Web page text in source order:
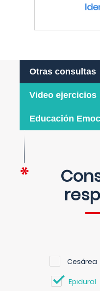
Otras consultas
Video ejercicios
Educación
Cesárea
Epidural